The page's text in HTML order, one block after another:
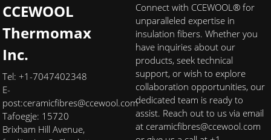
CCEWOOL
Thermomax
Inc.
Tel: +1-7047402348
E-
post:ceramicfibres@ccewool.com
Tafoegje: 15720
Brixham Hill Avenue,
Connect with CCEWOOL® for
unparalleled expertise in
insulation fibers. Whether you
have inquiries about our
products, seek technical
support, or wish to explore
collaboration opportunities, our
dedicated team is ready to
assist. Reach out to us via email
at ceramicfibres@ccewool.com